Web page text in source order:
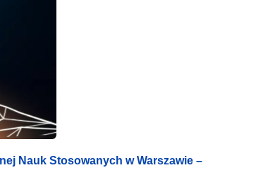
Nauk Stosowanych w Warszawie –